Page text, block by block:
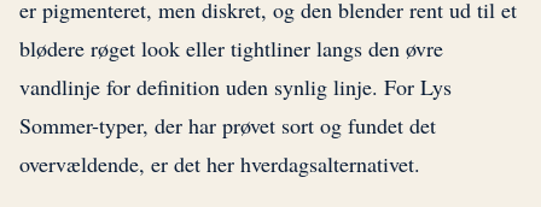
er pigmenteret, men diskret, og den blender rent ud til et
blødere røget look eller tightliner langs den øvre
vandlinje for definition uden synlig linje. For Lys
Sommer-typer, der har prøvet sort og fundet det
overvældende, er det her hverdagsalternativet.